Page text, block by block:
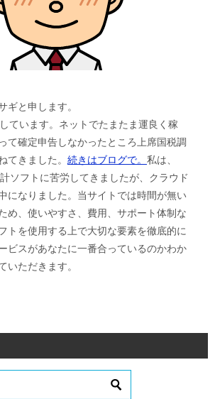
ギと申します。
ています。ネットでたまたま運良く稼
て確定申告しなかったところ上席国税調
てきました。 続きはブログで。 私は、
ソフトに苦労してきましたが、クラウド
になりました。当サイトでは時間が無い
め、使いやすさ、費用、サポート体制な
トを使用する上で大切な要素を徹底的に
ビスがあなたに一番合っているのかわか
いただきます。